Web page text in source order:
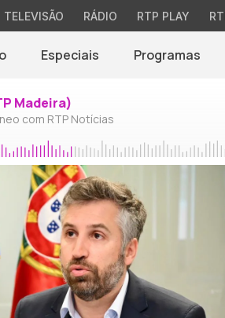
TELEVISÃO RÁDIO RTP PLAY
Especiais Programas
Madeira)
com RTP Notícias